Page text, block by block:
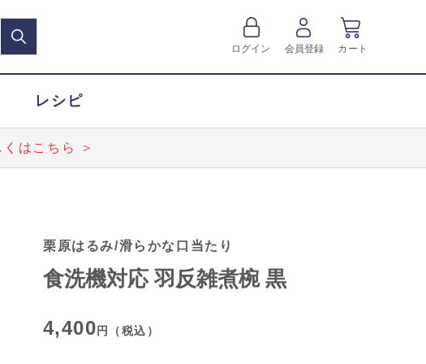
ログイン 会員登録 カート
レシピ
はこちら ＞
栗原はるみ/滑らかな口当たり
食洗機対応 羽反雑煮椀 黒
4,400円（税込）